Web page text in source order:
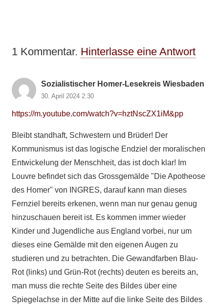
1 Kommentar. Hinterlasse eine Antwort
Sozialistischer Homer-Lesekreis Wiesbaden
30. April 2024 2:30
https://m.youtube.com/watch?v=hztNscZX1iM&pp
Bleibt standhaft, Schwestern und Brüder! Der
Kommunismus ist das logische Endziel der moralischen
Entwickelung der Menschheit, das ist doch klar! Im
Louvre befindet sich das Grossgemälde "Die Apotheose
des Homer" von INGRES, darauf kann man dieses
Fernziel bereits erkenen, wenn man nur genau genug
hinzuschauen bereit ist. Es kommen immer wieder
Kinder und Jugendliche aus England vorbei, nur um
dieses eine Gemälde mit den eigenen Augen zu
studieren und zu betrachten. Die Gewandfarben Blau-
Rot (links) und Grün-Rot (rechts) deuten es bereits an,
man muss die rechte Seite des Bildes über eine
Spiegelachse in der Mitte auf die linke Seite des Bildes